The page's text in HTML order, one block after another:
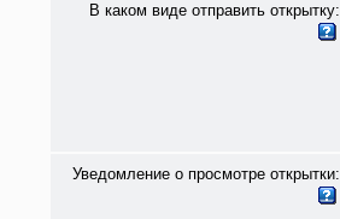
В каком виде отправить открытку:
Уведомление о просмотре открытки: